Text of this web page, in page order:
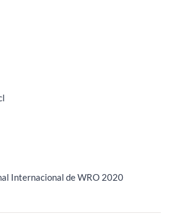
Internacional de WRO 2020